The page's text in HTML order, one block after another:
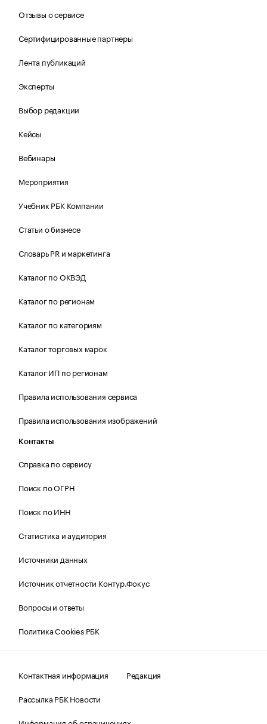
Отзывы о сервисе
Сертифицированные партнеры
Лента публикаций
Эксперты
Выбор редакции
Кейсы
Вебинары
Мероприятия
Учебник РБК Компании
Статьи о бизнесе
Словарь PR и маркетинга
Каталог по ОКВЭД
Каталог по регионам
Каталог по категориям
Каталог торговых марок
Каталог ИП по регионам
Правила использования сервиса
Правила использования изображений
Контакты
Справка по сервису
Поиск по ОГРН
Поиск по ИНН
Статистика и аудитория
Источники данных
Источник отчетности Контур.Фокус
Вопросы и ответы
Политика Cookies РБК
Контактная информация
Редакция
Рассылка РБК Новости